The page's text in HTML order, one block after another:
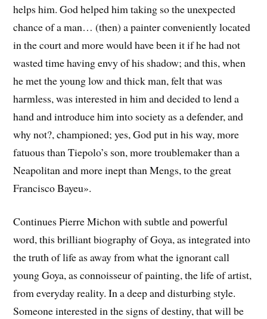
helps him. God helped him taking so the unexpected
chance of a man… (then) a painter conveniently located
in the court and more would have been it if he had not
wasted time having envy of his shadow; and this, when
he met the young low and thick man, felt that was
harmless, was interested in him and decided to lend a
hand and introduce him into society as a defender, and
why not?, championed; yes, God put in his way, more
fatuous than Tiepolo’s son, more troublemaker than a
Neapolitan and more inept than Mengs, to the great
Francisco Bayeu».
Continues Pierre Michon with subtle and powerful
word, this brilliant biography of Goya, as integrated into
the truth of life as away from what the ignorant call
young Goya, as connoisseur of painting, the life of artist,
from everyday reality. In a deep and disturbing style.
Someone interested in the signs of destiny, that will be